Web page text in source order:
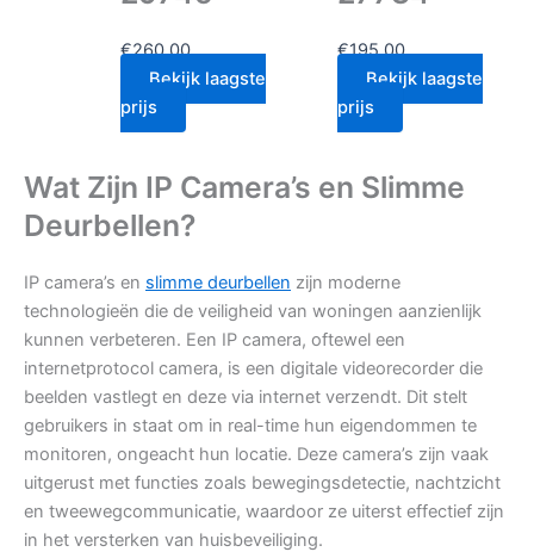
€260.00
Bekijk laagste
prijs
€195.00
Bekijk laagste
prijs
Wat Zijn IP Camera’s en Slimme
Deurbellen?
IP camera’s en slimme deurbellen zijn moderne
technologieën die de veiligheid van woningen aanzienlijk
kunnen verbeteren. Een IP camera, oftewel een
internetprotocol camera, is een digitale videorecorder die
beelden vastlegt en deze via internet verzendt. Dit stelt
gebruikers in staat om in real-time hun eigendommen te
monitoren, ongeacht hun locatie. Deze camera’s zijn vaak
uitgerust met functies zoals bewegingsdetectie, nachtzicht
en tweewegcommunicatie, waardoor ze uiterst effectief zijn
in het versterken van huisbeveiliging.